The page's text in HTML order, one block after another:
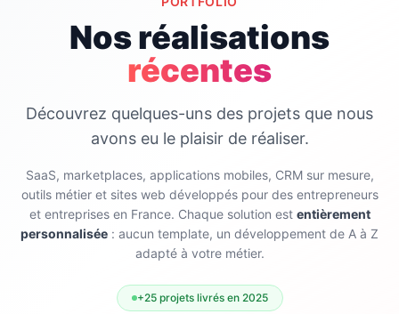
Nos réalisations
récentes
Découvrez quelques-uns des projets que nous
avons eu le plaisir de réaliser.
SaaS, marketplaces, applications mobiles, CRM sur mesure,
outils métier et sites web développés pour des entrepreneurs
et entreprises en France. Chaque solution est entièrement
personnalisée : aucun template, un développement de A à Z
adapté à votre métier.
+25 projets livrés en 2025